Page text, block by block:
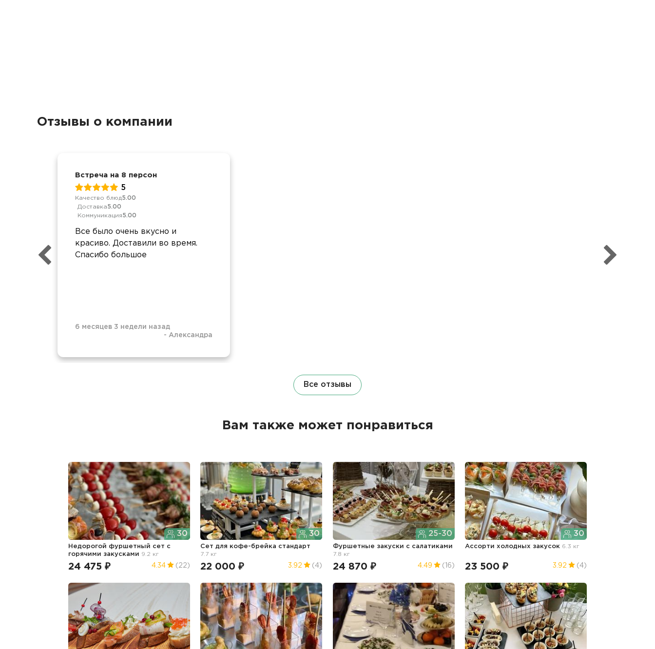
Отзывы о компании
Встреча на 8 персон
5
Качество блюд5.00
Доставка5.00
Коммуникация5.00
Все было очень вкусно и
красиво. Доставили во время.
Спасибо большое
6 месяцев 3 недели назад
- Александра
Все отзывы
Вам также может понравиться
30
Недорогой фуршетный сет с
горячими закусками 9.2 кг
24 475 ₽ 4.34 (22)
30
Сет для кофе-брейка стандарт
7.7 кг
22 000 ₽ 3.92 (4)
25-30
Фуршетные закуски с салатиками
7.8 кг
24 870 ₽ 4.49 (16)
30
Ассорти холодных закусок 6.3 кг
23 500 ₽ 3.92 (4)